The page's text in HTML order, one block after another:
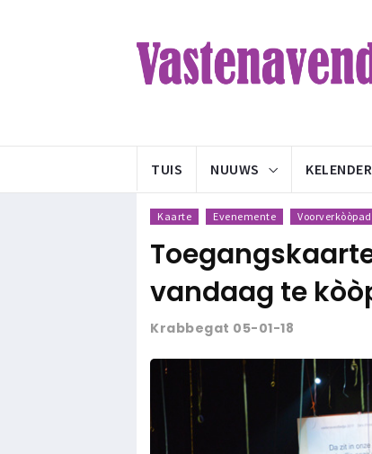
TUIS NUUWS KELENDER
Kaarte Evenemente
vandaag te
Krabbegat 05-01-18